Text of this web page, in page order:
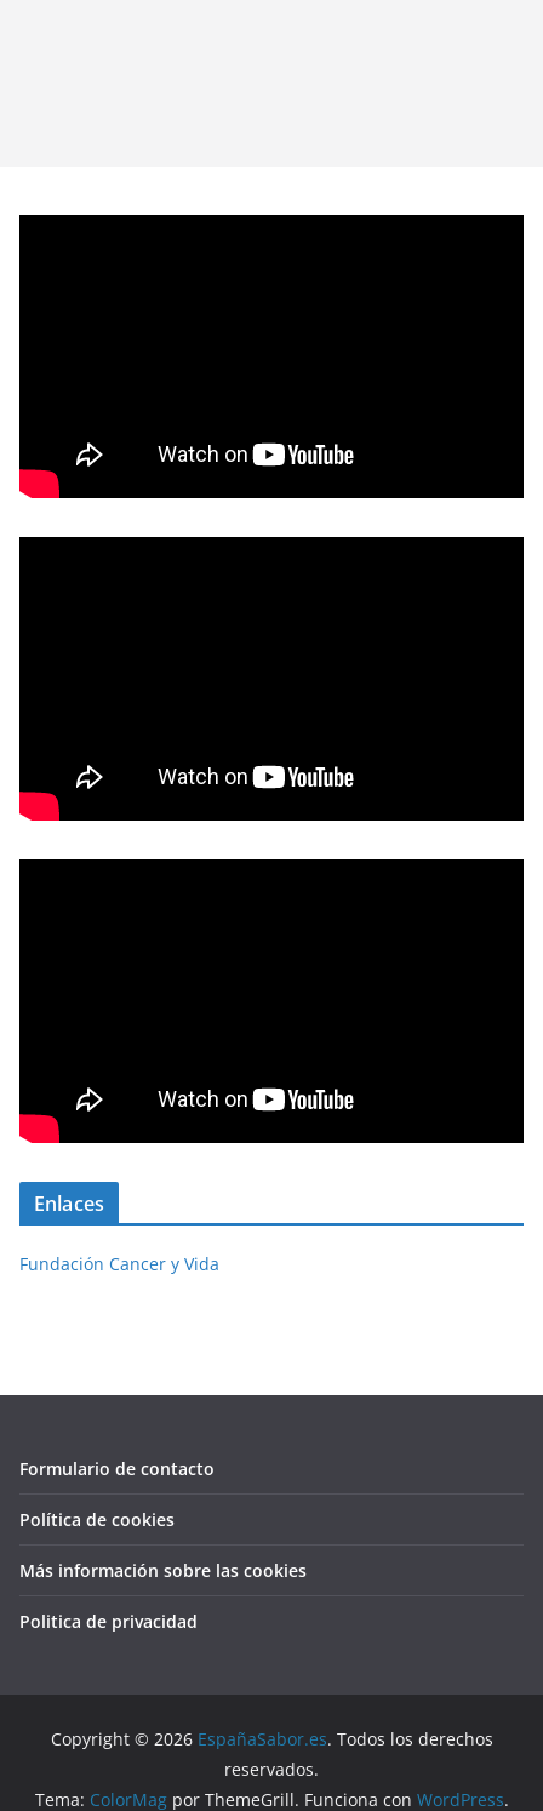
Enlaces
Fundación Cancer y Vida
Formulario de contacto
Política de cookies
Más información sobre las cookies
Politica de privacidad
Copyright © 2026 EspañaSabor.es. Todos los derechos
reservados.
Tema: ColorMagpor ThemeGrill. Funciona con WordPress.